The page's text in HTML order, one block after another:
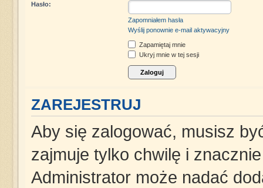
Hasło:
Zapomniałem hasła
Wyślij ponownie e-mail aktywacyjny
Zapamiętaj mnie
Ukryj mnie w tej sesji
ZAREJESTRUJ
Aby się zalogować, musisz
zajmuje tylko chwilę i
Administrator może nadać